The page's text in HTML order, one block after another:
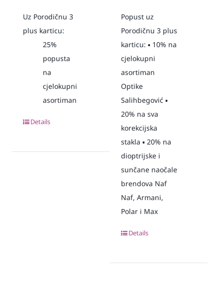
Uz Porodičnu 3
plus karticu:
25%
popusta
na
cjelokupni
asortiman
Details
Popust uz
Porodičnu 3 plus
karticu: ▪️ 10% na
cjelokupni
asortiman
Optike
Salihbegović ▪️
20% na sva
korekcijska
stakla ▪️ 20% na
dioptrijske i
sunčane naočale
brendova Naf
Naf, Armani,
Polar i Max
Details